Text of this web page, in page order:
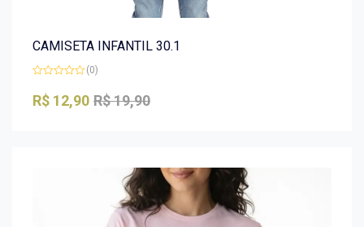
CAMISETA INFANTIL 30.1
0
de
(0)
R$19,90
R$ 12,90